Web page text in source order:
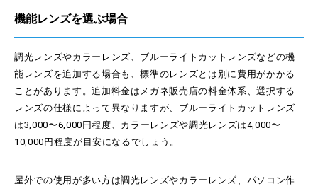
機能レンズを選ぶ場合
調光レンズやカラーレンズ、ブルーライトカットレンズなどの機
能レンズを追加する場合も、標準のレンズとは別に費用がかかる
ことがあります。追加料金はメガネ販売店の料金体系、選択する
レンズの仕様によって異なりますが、ブルーライトカットレンズ
は3,000〜6,000円程度、カラーレンズや調光レンズは4,000〜
10,000円程度が目安になるでしょう。
屋外での使用が多い方は調光レンズやカラーレンズ、パソコン作